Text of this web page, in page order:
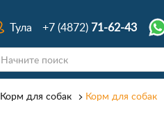
Тула +7 (4872) 71-62-43
Корм для собак Корм для собак